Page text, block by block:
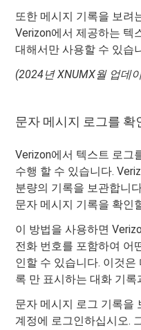
또한 메시지 기록을 보려
Verizon에서 제공하는 텍
대해서만 사용할 수 있습
(2024년 XNUMX월 업데
문자 메시지 로그를 확
Verizon에서 텍스트 로그
수행 할 수 있습니다.
분량의 기록을 보관합니
문자 메시지 기록을 확인
이 방법을 사용하면
전화 번호를 포함하여 어
인할 수 있습니다. 이것은
록 만 표시하는 대화 기록
문자 메시지 로그 기록을
계정에 로그인하십시오.